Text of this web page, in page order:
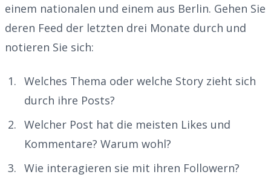
einem nationalen und einem aus Berlin. Gehen Sie
deren Feed der letzten drei Monate durch und
notieren Sie sich:
Welches Thema oder welche Story zieht sich
durch ihre Posts?
Welcher Post hat die meisten Likes und
Kommentare? Warum wohl?
Wie interagieren sie mit ihren Followern?